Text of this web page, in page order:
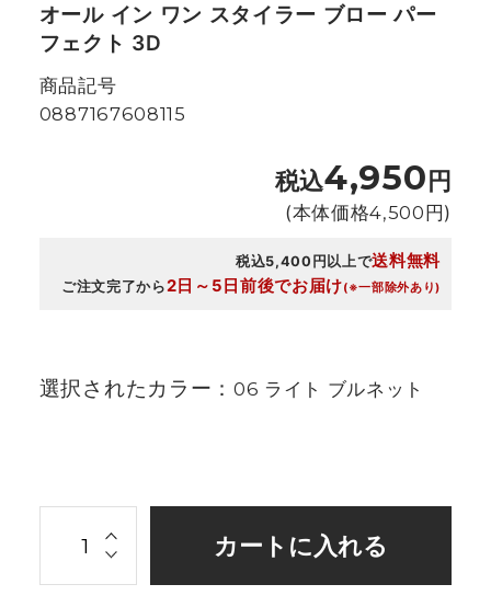
オール イン ワン スタイラー ブロー パー
フェクト 3D
商品記号
0887167608115
税込4,950円
(本体価格4,500円)
税込5,400円以上で送料無料
ご注文完了から2日～5日前後でお届け(※一部除外あり)
選択されたカラー： 06 ライト ブルネット